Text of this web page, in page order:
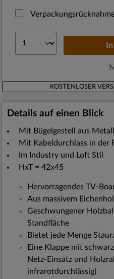
KOSTENLOSER
Details auf einen Blick
Mit Bügelgestell aus Metall
Mit Kabeldurchlass in der
Im Industry und Loft Stil
HxT = 42x45
Hervorragendes TV-
Aus massivem
Geschwungener
Standfläche
Bietet jede Menge
Eine Klappe mit
Netz-Einsatz und
infrarotdurchlässig)